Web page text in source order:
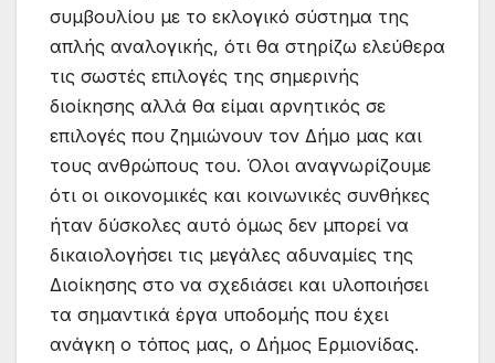
συμβουλίου με το εκλογικό σύστημα της
απλής αναλογικής, ότι θα στηρίζω ελεύθερα
τις σωστές επιλογές της σημερινής
διοίκησης αλλά θα είμαι αρνητικός σε
επιλογές που ζημιώνουν τον Δήμο μας και
τους ανθρώπους του. Όλοι αναγνωρίζουμε
ότι οι οικονομικές και κοινωνικές συνθήκες
ήταν δύσκολες αυτό όμως δεν μπορεί να
δικαιολογήσει τις μεγάλες αδυναμίες της
Διοίκησης στο να σχεδιάσει και υλοποιήσει
τα σημαντικά έργα υποδομής που έχει
ανάγκη ο τόπος μας, ο Δήμος Ερμιονίδας.